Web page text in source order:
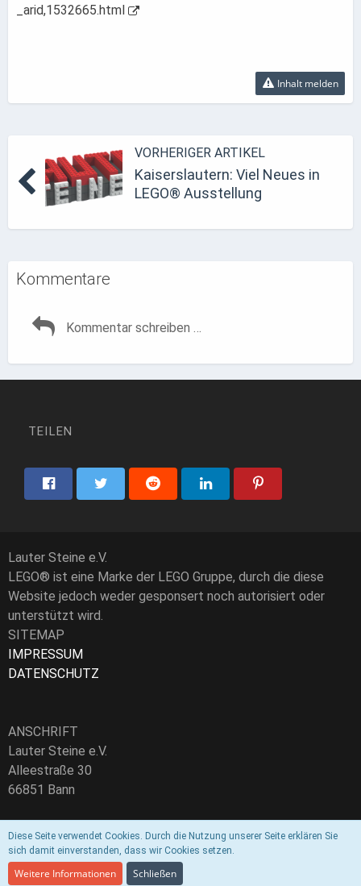
_arid,1532665.html
Inhalt melden
VORHERIGER ARTIKEL
Kaiserslautern: Viel Neues in
LEGO® Ausstellung
Kommentare
TEILEN
Lauter Steine e.V.
LEGO® ist eine Marke der LEGO Gruppe, durch die diese
Website jedoch weder gesponsert noch autorisiert oder
unterstützt wird.
SITEMAP
IMPRESSUM
DATENSCHUTZ
ANSCHRIFT
Lauter Steine e.V.
Alleestraße 30
66851 Bann
Vereinsregister-Nr.: VR30652
E-Mail: info@lautersteine.de
Diese Seite verwendet Cookies. Durch die Nutzung unserer Seite erklären Sie
sich damit einverstanden, dass wir Cookies setzen.
Weitere Informationen Schließen